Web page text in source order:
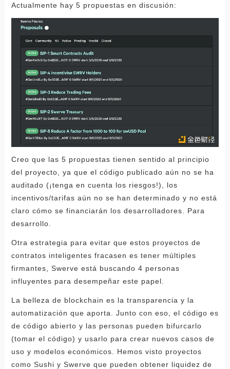
Actualmente hay 5 propuestas en discusión:
Creo que las 5 propuestas tienen sentido al principio
del proyecto, ya que el código publicado aún no se ha
auditado (¡tenga en cuenta los riesgos!), los
incentivos/tarifas aún no se han determinado y no está
claro cómo se financiarán los desarrolladores. Para
desarrollo.
Otra estrategia para evitar que estos proyectos de
contratos inteligentes fracasen es tener múltiples
firmantes, Swerve está buscando 4 personas
influyentes para desempeñar este papel.
La belleza de blockchain es la transparencia y la
automatización que aporta. Junto con eso, el código es
de código abierto y las personas pueden bifurcarlo
(tomar el código) y usarlo para crear nuevos casos de
uso y modelos económicos. Hemos visto proyectos
como Sushi y Swerve que pueden obtener liquidez de